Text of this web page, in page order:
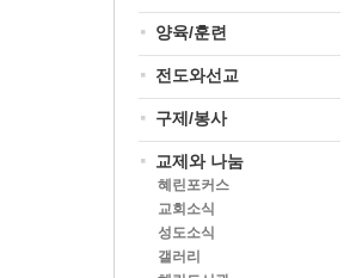
양육/훈련
전도와선교
구제/봉사
교제와 나눔
혜린포커스
교회소식
성도소식
갤러리